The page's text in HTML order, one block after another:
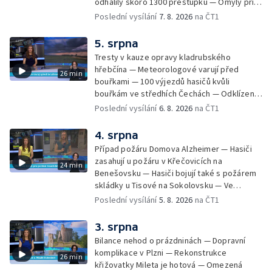
nouzovém volání o pomoc — Hradec Králové
rekord v hromadném seskoku parašutistů —
Chovné rybníky na Českolipsku pustoší
vydry — Instalace nové sochy v Mariánských
Lázních — Sedmiletý trest za dotační
podvod s projektem Technologického parku
v Písku — Dětský tábor na Brutal Assault —
Turistická trasa Svatojánské proudy zůstává
— Cestování za pozorováním noční oblohy
Poslední vysílání 7. 8. 2026 na ČT1
26 min
5. srpna
Tresty v kauze opravy kladrubského
hřebčína — Meteorologové varují před
bouřkami — 100 výjezdů hasičů kvůli
bouřkám ve středhích Čechách — Odklízení
škod po bouřkách — Hasiči likvidovali
Václavském náměstí — Necelý kilometr řeky
Otavy u šumavského Annína je téměř bez
vody — Pátrání po dvou mužích na jezeře
Most — Tábor pro děti odsouzených — Tábor
pomáhá dětem orientovat se na trhu práce
— Začal festival Brutal Assault — Cyklysta
spadl v Karlvoych Varech do řeky —
pastí na hmyz se chytají ptáci
Poslední vysílání6. 8. 2026 na ČT1
24 min
4. srpna
Případ požáru Domova Alzheimer — Hasiči
zasahují u požáru v Křečovicích na
Benešovsku — Hasiči bojují také s požárem
skládky u Tisové na Sokolovsku — Ve
Strážnici na Hodonínsku padl další teplotní
zřítil strop — Požár lesa u šumavských
Nezdic — Modernizace úseku dálnice D8 —
Ocenění pro řidiče za záchranu ženy —
Skončily lhůty pro podání volebních listin —
Poslední vysílání5. 8. 2026 na ČT1
26 min
3. srpna
Bilance nehod o prázdninách — Dopravní
komplikace v Plzni — Rekonstrukce
křižovatky Mileta je hotová — Omezená